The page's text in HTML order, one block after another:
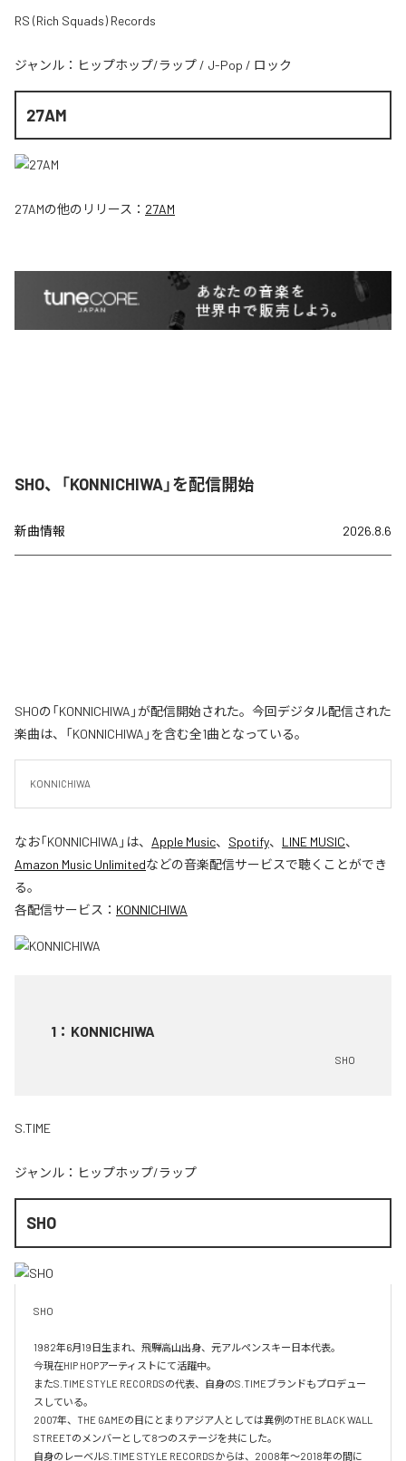
RS (Rich Squads) Records
ジャンル： ヒップホップ/ラップ / J-Pop / ロック
27AM
27AMの他のリリース： 27AM
SHO、「KONNICHIWA」を配信開始
新曲情報 2026.8.6
SHOの「KONNICHIWA」が配信開始された。今回デジタル配信された
楽曲は、「KONNICHIWA」を含む全1曲となっている。
KONNICHIWA
なお「KONNICHIWA 」は、 Apple Music、 Spotify、 LINE MUSIC、
Amazon Music Unlimitedなどの音楽配信サービスで聴くことができ
る。
各配信サービス： KONNICHIWA
1 ： KONNICHIWA
SHO
S.TIME
ジャンル： ヒップホップ/ラップ
SHO
SHO
1982年6月19日生まれ、飛騨高山出身、元アルペンスキー日本代表。
今現在HIP HOPアーティストにて活躍中。
またS.TIME STYLE RECORDSの代表、自身のS.TIMEブランドもプロデュー
スしている。
2007年、THE GAMEの目にとまりアジア人としては異例のTHE BLACK WALL
STREETのメンバーとして8つのステージを共にした。
自身のレーベルS.TIME STYLE RECORDSからは、2008年〜2018年の間に